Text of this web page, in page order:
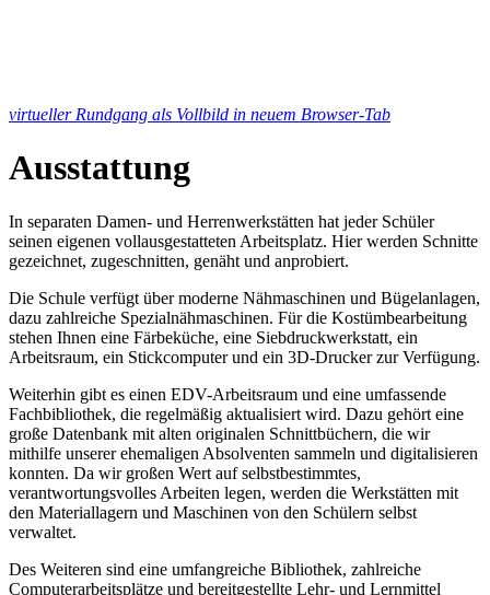
virtueller Rundgang als Vollbild in neuem Browser-Tab
Ausstattung
In separaten Damen- und Herrenwerkstätten hat jeder Schüler
seinen eigenen vollausgestatteten Arbeitsplatz. Hier werden Schnitte
gezeichnet, zugeschnitten, genäht und anprobiert.
Die Schule verfügt über moderne Nähmaschinen und Bügelanlagen,
dazu zahlreiche Spezialnähmaschinen. Für die Kostümbearbeitung
stehen Ihnen eine Färbeküche, eine Siebdruckwerkstatt, ein
Arbeitsraum, ein Stickcomputer und ein 3D-Drucker zur Verfügung.
Weiterhin gibt es einen EDV-Arbeitsraum und eine umfassende
Fachbibliothek, die regelmäßig aktualisiert wird. Dazu gehört eine
große Datenbank mit alten originalen Schnittbüchern, die wir
mithilfe unserer ehemaligen Absolventen sammeln und digitalisieren
konnten. Da wir großen Wert auf selbstbestimmtes,
verantwortungsvolles Arbeiten legen, werden die Werkstätten mit
den Materiallagern und Maschinen von den Schülern selbst
verwaltet.
Des Weiteren sind eine umfangreiche Bibliothek, zahlreiche
Computerarbeitsplätze und bereitgestellte Lehr- und Lernmittel